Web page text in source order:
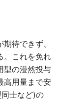
待できず、
。これを免れ
型の漫然投与
高用量まで安
士など)の